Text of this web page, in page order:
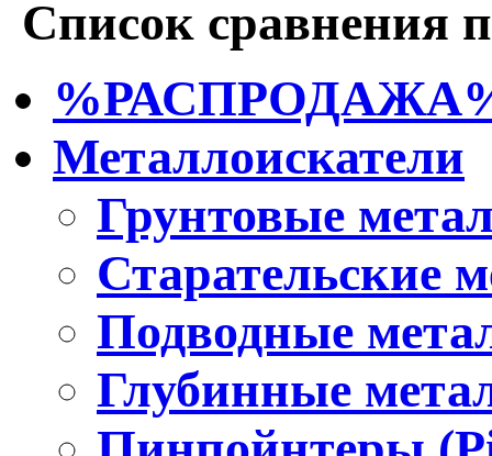
Список сравнения
Металлоискатели
Грунтовые
Старательские
Подводные
Глубинные